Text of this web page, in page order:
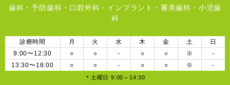
歯科・予防歯科・口腔外科・インプラント・審美歯科・小児歯
科
診療時間 月 火 水 木 金 土
日
9:00〜12:30
○ ○ - ○ ○ ※
-
13:30〜18:00
○ ○ - ○ ○ ※ -
＊土曜日 9:00～14:30